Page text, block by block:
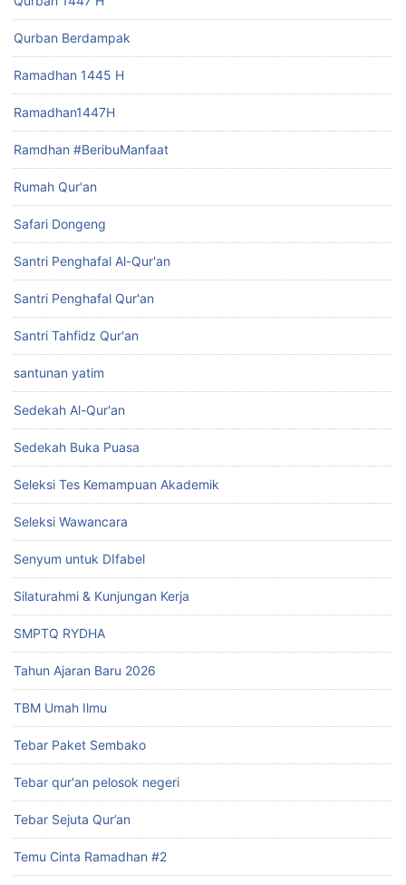
Qurban Berdampak
Ramadhan 1445 H
Ramadhan1447H
Ramdhan #BeribuManfaat
Rumah Qur'an
Safari Dongeng
Santri Penghafal Al-Qur'an
Santri Penghafal Qur'an
Santri Tahfidz Qur'an
santunan yatim
Sedekah Al-Qur'an
Sedekah Buka Puasa
Seleksi Tes Kemampuan Akademik
Seleksi Wawancara
Senyum untuk DIfabel
Silaturahmi & Kunjungan Kerja
SMPTQ RYDHA
Tahun Ajaran Baru 2026
TBM Umah Ilmu
Tebar Paket Sembako
Tebar qur'an pelosok negeri
Tebar Sejuta Qur’an
Temu Cinta Ramadhan #2